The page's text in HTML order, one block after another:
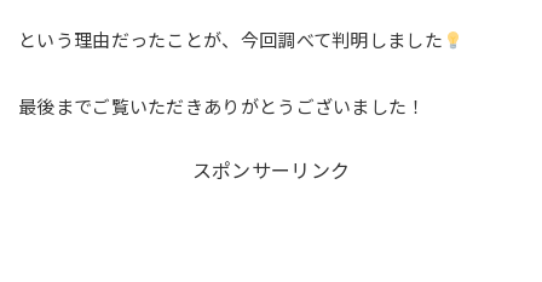
という理由だったことが、今回調べて判明しました
最後までご覧いただきありがとうございました！
スポンサーリンク